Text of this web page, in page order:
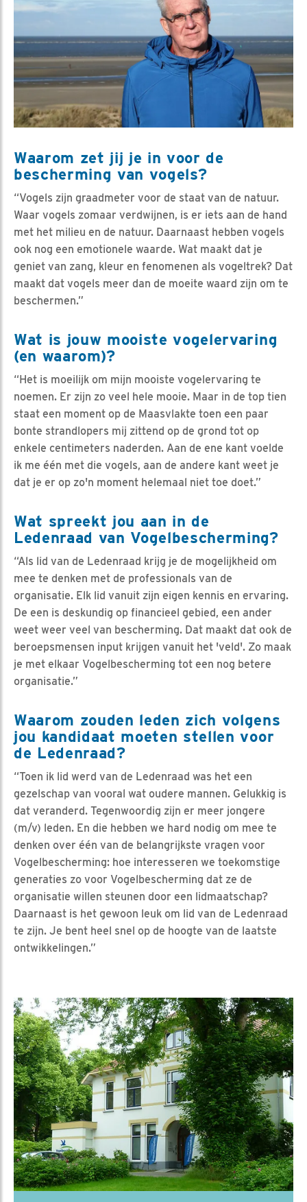
Waarom zet jij je in voor de
bescherming van vogels?
“Vogels zijn graadmeter voor de staat van de natuur.
Waar vogels zomaar verdwijnen, is er iets aan de hand
met het milieu en de natuur. Daarnaast hebben vogels
ook nog een emotionele waarde. Wat maakt dat je
geniet van zang, kleur en fenomenen als vogeltrek? Dat
maakt dat vogels meer dan de moeite waard zijn om te
beschermen.”
Wat is jouw mooiste vogelervaring
(en waarom)?
“Het is moeilijk om mijn mooiste vogelervaring te
noemen. Er zijn zo veel hele mooie. Maar in de top tien
staat een moment op de Maasvlakte toen een paar
bonte strandlopers mij zittend op de grond tot op
enkele centimeters naderden. Aan de ene kant voelde
ik me één met die vogels, aan de andere kant weet je
dat je er op zo'n moment helemaal niet toe doet.”
Wat spreekt jou aan in de
Ledenraad van Vogelbescherming?
“Als lid van de Ledenraad krijg je de mogelijkheid om
mee te denken met de professionals van de
organisatie. Elk lid vanuit zijn eigen kennis en ervaring.
De een is deskundig op financieel gebied, een ander
weet weer veel van bescherming. Dat maakt dat ook de
beroepsmensen input krijgen vanuit het 'veld'. Zo maak
je met elkaar Vogelbescherming tot een nog betere
organisatie.”
Waarom zouden leden zich volgens
jou kandidaat moeten stellen voor
de Ledenraad?
“Toen ik lid werd van de Ledenraad was het een
gezelschap van vooral wat oudere mannen. Gelukkig is
dat veranderd. Tegenwoordig zijn er meer jongere
(m/v) leden. En die hebben we hard nodig om mee te
denken over één van de belangrijkste vragen voor
Vogelbescherming: hoe interesseren we toekomstige
generaties zo voor Vogelbescherming dat ze de
organisatie willen steunen door een lidmaatschap?
Daarnaast is het gewoon leuk om lid van de Ledenraad
te zijn. Je bent heel snel op de hoogte van de laatste
ontwikkelingen.”